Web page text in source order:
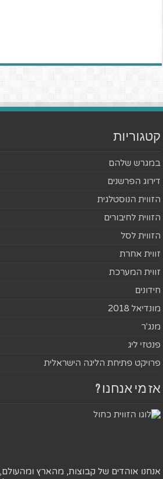
קטגוריות
במגרש שלהם
דירוג הפרשנים
הזווית הנוסטלגית
הזווית לחיבורים
הזווית לסל
זווית אחרת
זווית המערכת
חידונים
מונדיאל 2018
מנג'ר
פנטזי ליג
פרויקט פתיחת הליגה הישראלית
אז מי אנחנו ?
אנחנו אוהדים של קבוצות, מהארץ